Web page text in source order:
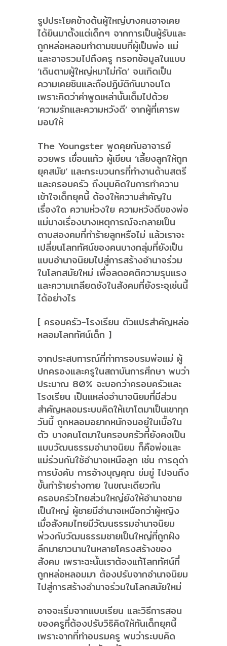
รูปประโยคข้างต้นผู้ใหญ่บางคนอาจเคย
ได้ยินมาตั้งแต่เด็กๆ จากการเป็นผู้รับและ
ถูกหล่อหลอมทำตามขนบที่ผู้เป็นพ่อ แม่
และอาจรวมไปถึงครู กรอกข้อมูลในแบบ
‘เดินตามผู้ใหญ่หมาไม่กัด’ จนเกิดเป็น
ความเคยชินและถือปฏิบัติกันมาจนโต
เพราะคิดว่าคำพูดเหล่านั้นเต็มไปด้วย
‘ความรักและความหวังดี’ จากผู้ที่เคารพ
มอบให้
The Youngster พูดคุยกับอาจารย์
อวยพร เขื่อนแก้ว ผู้เขียน ‘เลี้ยงลูกให้ถูก
ยุคสมัย’ และกระบวนกรที่ทำงานด้านสตรี
และครอบครัว ถึงมุมคิดในการทำความ
เข้าใจเด็กยุคนี้ ต้องให้ความสำคัญใน
เรื่องใด ความห่วงใย ความหวังดีของพ่อ
แม่บางเรื่องบางเหตุการณ์จะกลายเป็น
ดาบสองคมที่ทำร้ายลูกหรือไม่ แล้วเราจะ
เปลี่ยนโลกทัศน์ของคนบางกลุ่มที่ยังเป็น
แบบอำนาจนิยมไปสู่การสร้างอำนาจร่วม
ในโลกสมัยใหม่ เพื่อลดอคติความรุนแรง
และความเกลียดชังในสังคมที่ยังระอุเช่นนี้
ได้อย่างไร
[ ครอบครัว-โรงเรียน ตัวแปรสำคัญหล่อ
หลอมโลกทัศน์เด็ก ]
จากประสบการณ์ที่ทำการอบรมพ่อแม่ ผู้
ปกครองและครูในสถาบันการศึกษา พบว่า
ประมาณ 80% จะบอกว่าครอบครัวและ
โรงเรียน เป็นแหล่งอำนาจนิยมที่มีส่วน
สำคัญหลอมระบบคิดให้เขาโตมาเป็นเขาทุก
วันนี้ ถูกหลอมอยากหนักจนอยู่ในเนื้อใน
ตัว บางคนโตมาในครอบครัวที่ยังคงเป็น
แบบวัฒนธรรมอำนาจนิยม ก็คือพ่อและ
แม่ร่วมกันใช้อำนาจเหนือลูก เช่น การดุด่า
การบังคับ การอ้างบุญคุณ ข่มขู่ ไปจนถึง
ขั้นทำร้ายร่างกาย ในขณะเดียวกัน
ครอบครัวไทยส่วนใหญ่ยังให้อำนาจชาย
เป็นใหญ่ ผู้ชายมีอำนาจเหนือกว่าผู้หญิง
เมื่อสังคมไทยมีวัฒนธรรมอำนาจนิยม
พ่วงกับวัฒนธรรมชายเป็นใหญ่ที่ถูกฝัง
ลึกมายาวนานในหลายโครงสร้างของ
สังคม เพราะฉะนั้นเราต้องแก้โลกทัศน์ที่
ถูกหล่อหลอมมา ต้องปรับจากอำนาจนิยม
ไปสู่การสร้างอำนาจร่วมในโลกสมัยใหม่
อาจจะเริ่มจากแบบเรียน และวิธีการสอน
ของครูที่ต้องปรับวิธิคิดให้ทันเด็กยุคนี้
เพราะจากที่ทำอบรมครู พบว่าระบบคิด